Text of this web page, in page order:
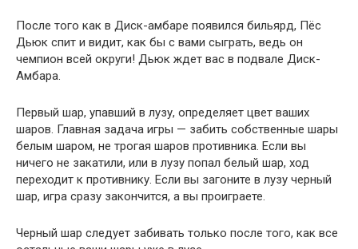
После того как в Диск-амбаре появился бильярд, Пёс
Дьюк спит и видит, как бы с вами сыграть, ведь он
чемпион всей округи! Дьюк ждет вас в подвале Диск-
Амбара.
Первый шар, упавший в лузу, определяет цвет ваших
шаров. Главная задача игры — забить собственные шары
белым шаром, не трогая шаров противника. Если вы
ничего не закатили, или в лузу попал белый шар, ход
переходит к противнику. Если вы загоните в лузу черный
шар, игра сразу закончится, а вы проиграете.
Черный шар следует забивать только после того, как все